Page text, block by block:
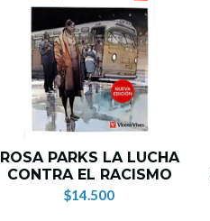
ROSA PARKS LA LUCHA
CONTRA EL RACISMO
$14.500